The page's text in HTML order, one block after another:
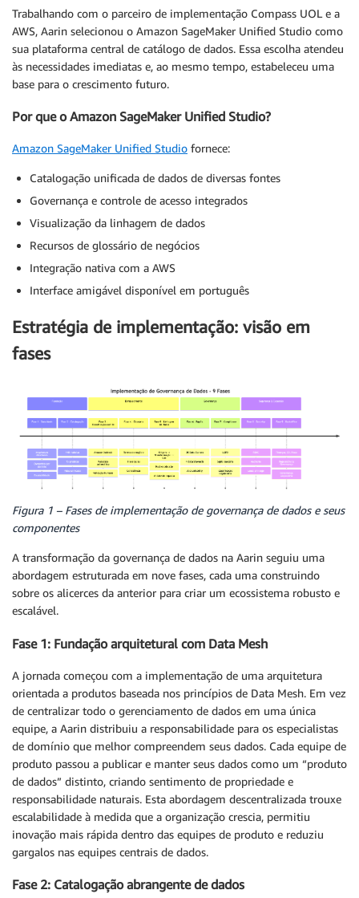
Trabalhando com o parceiro de implementação Compass UOL e a
AWS, Aarin selecionou o Amazon SageMaker Unified Studio como
sua plataforma central de catálogo de dados. Essa escolha atendeu
às necessidades imediatas e, ao mesmo tempo, estabeleceu uma
base para o crescimento futuro.
Por que o Amazon SageMaker Unified Studio?
Amazon SageMaker Unified Studio fornece:
Catalogação unificada de dados de diversas fontes
Governança e controle de acesso integrados
Visualização da linhagem de dados
Recursos de glossário de negócios
Integração nativa com a AWS
Interface amigável disponível em português
Estratégia de implementação: visão em
fases
Figura 1 – Fases de implementação de governança de dados e seus
componentes
A transformação da governança de dados na Aarin seguiu uma
abordagem estruturada em nove fases, cada uma construindo
sobre os alicerces da anterior para criar um ecossistema robusto e
escalável.
Fase 1: Fundação arquitetural com Data Mesh
A jornada começou com a implementação de uma arquitetura
orientada a produtos baseada nos princípios de Data Mesh. Em vez
de centralizar todo o gerenciamento de dados em uma única
equipe, a Aarin distribuiu a responsabilidade para os especialistas
de domínio que melhor compreendem seus dados. Cada equipe de
produto passou a publicar e manter seus dados como um “produto
de dados” distinto, criando sentimento de propriedade e
responsabilidade naturais. Esta abordagem descentralizada trouxe
escalabilidade à medida que a organização crescia, permitiu
inovação mais rápida dentro das equipes de produto e reduziu
gargalos nas equipes centrais de dados.
Fase 2: Catalogação abrangente de dados